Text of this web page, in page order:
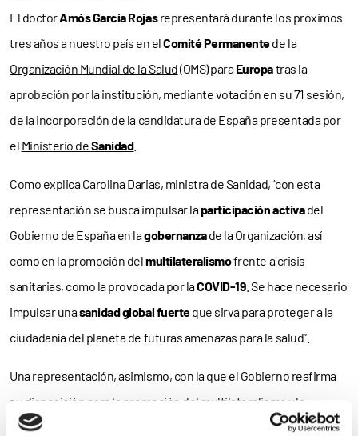
El doctorAmós García Rojasrepresentará durante los próximos
tres años a nuestro país en elComité Permanentede la
Organización Mundial de la Salud(OMS) paraEuropatras la
aprobación por la institución, mediante votación en su 71 sesión,
de la incorporación de la candidatura de España presentada por
el Ministerio deSanidad.
Como explica Carolina Darias, ministra de Sanidad, “con esta
representación se busca impulsar laparticipación activadel
Gobierno de España en lagobernanzade la Organización, así
como en la promoción delmultilateralismofrente a crisis
sanitarias, como la provocada por laCOVID-19 . Se hace necesario
impulsar unasanidad globalfuerteque sirva para proteger a la
ciudadanía del planeta de futuras amenazas para la salud”.
Una representación, asimismo, con la que el Gobierno reafirma
su disposición para la promoción del multilateralismo y la
defensa de la
mundo,